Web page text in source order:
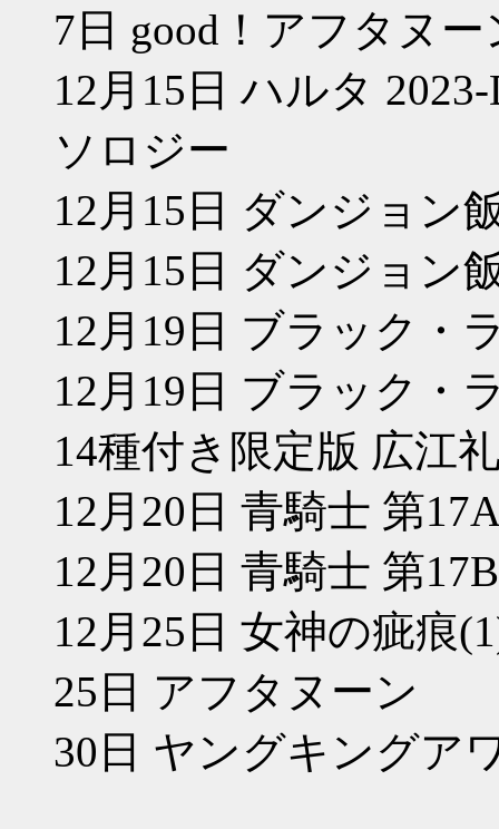
7日 good！アフタヌー
12月15日 ハルタ
ソロジー
12月15日 ダンジョン
12月15日 ダンジョン
12月19日 ブラック・
12月19日 ブラック・
14種付き限定版 広江
12月20日 青騎士 第
12月20日 青騎士 第
12月25日 女神の疵痕
25日 アフタヌーン
30日 ヤングキングア